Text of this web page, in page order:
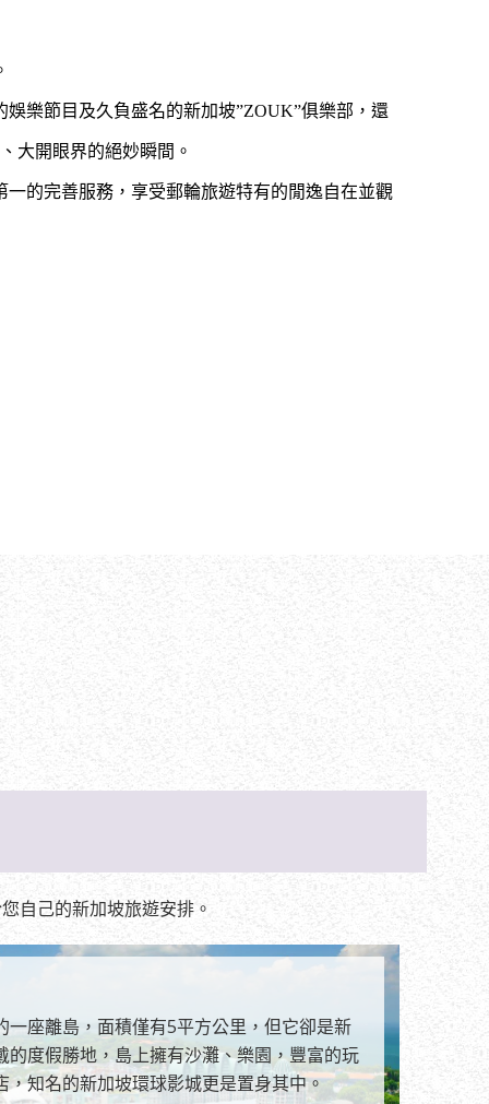
樂節目及久負盛名的新加坡”ZOUK”俱樂部，還
大開眼界的絕妙瞬間。
的完善服務，享受郵輪旅遊特有的閒逸自在並觀
自己的新加坡旅遊安排。
一座離島，面積僅有5平方公里，但它卻是新
的度假勝地，島上擁有沙灘、樂園，豐富的玩
，知名的新加坡環球影城更是置身其中。